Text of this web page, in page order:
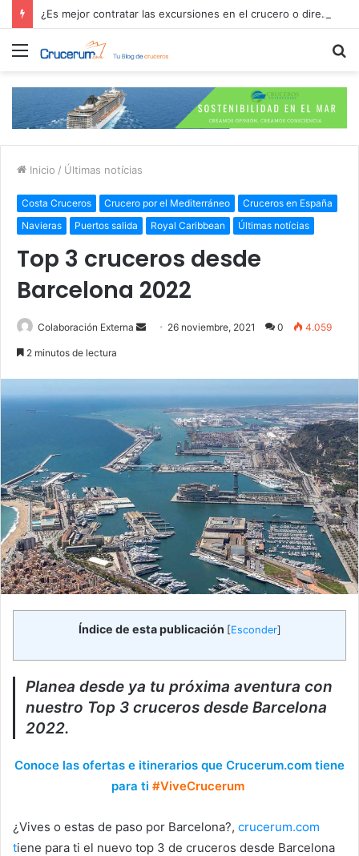
¿Es mejor contratar las excursiones en el crucero o directamente en el puerto?
Menú
Inicio / Últimas notícias
Costa Cruceros Crucero por el Mediterráneo
Cruceros en España
Navieras
Puertos salida Royal Caribbean Últimas notícias
Top 3 cruceros desde
Barcelona 2022
Colaboración Externa
Send 26 noviembre, 2021 0 4.059
2 minutos de lectura
Índice de esta publicación [Esconder]
Planea desde ya tu próxima aventura con
nuestro Top 3 cruceros desde Barcelona
2022.
Conoce las ofertas e itinerarios que Crucerum.com tiene
para ti #ViveCrucerum
¿Vives o estas de paso por Barcelona?, crucerum.com
tiene para ti el nuevo top 3 de cruceros desde Barcelona